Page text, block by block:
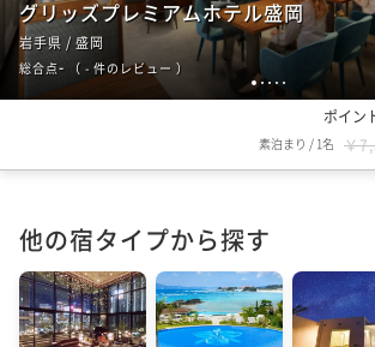
1 2 34 5
グリッズプレミアムホテル盛岡
岩手県 / 盛岡
総合点- （ - 件のレビュー ）
ポイン
素泊まり / 1名 ￥
他の宿タイプから探す